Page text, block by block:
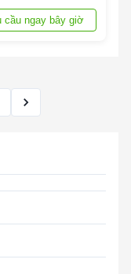
cầu ngay bây giờ